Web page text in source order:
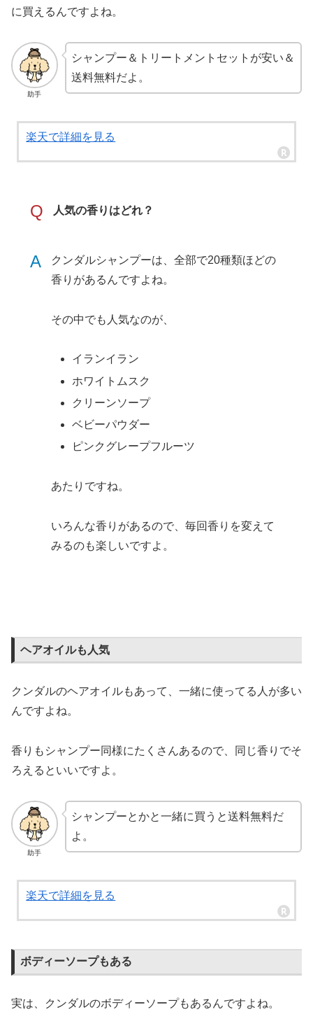
に買えるんですよね。
助手
シャンプー＆トリートメントセットが安い＆
送料無料だよ。
楽天で詳細を見る
Q 人気の香りはどれ？
A
クンダルシャンプーは、全部で20種類ほどの
香りがあるんですよね。
その中でも人気なのが、
イランイラン
ホワイトムスク
クリーンソープ
ベビーパウダー
ピンクグレープフルーツ
あたりですね。
いろんな香りがあるので、毎回香りを変えて
みるのも楽しいですよ。
ヘアオイルも人気
クンダルのヘアオイルもあって、一緒に使ってる人が多い
んですよね。
香りもシャンプー同様にたくさんあるので、同じ香りでそ
ろえるといいですよ。
助手
シャンプーとかと一緒に買うと送料無料だ
よ。
楽天で詳細を見る
ボディーソープもある
実は、クンダルのボディーソープもあるんですよね。